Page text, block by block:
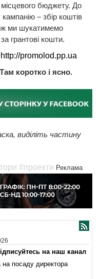
бюджету. До
– збір коштів
ми шукатимемо
грантові кошти.
http://promolod.pp.ua
коротко і ясно.
виділіть частину
#проекти Реклама
на наш канал
посаду директора